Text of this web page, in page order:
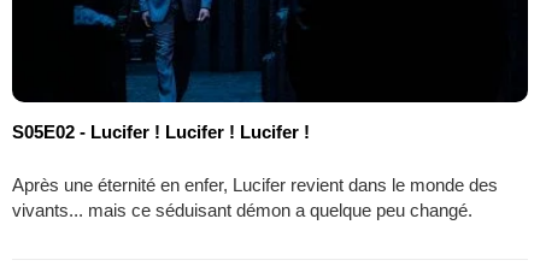
S05E02 - Lucifer ! Lucifer ! Lucifer !
Après une éternité en enfer, Lucifer revient dans le monde des
vivants... mais ce séduisant démon a quelque peu changé.